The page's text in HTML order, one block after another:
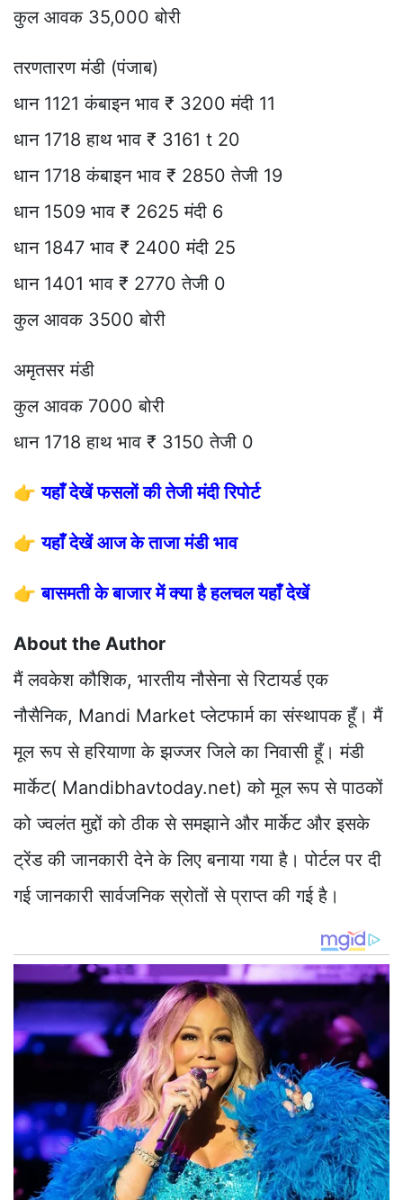
कुल आवक 35,000 बोरी
तरणतारण मंडी (पंजाब)
धान 1121 कंबाइन भाव ₹ 3200 मंदी 11
धान 1718 हाथ भाव ₹ 3161 t 20
धान 1718 कंबाइन भाव ₹ 2850 तेजी 19
धान 1509 भाव ₹ 2625 मंदी 6
धान 1847 भाव ₹ 2400 मंदी 25
धान 1401 भाव ₹ 2770 तेजी 0
कुल आवक 3500 बोरी
अमृतसर मंडी
कुल आवक 7000 बोरी
धान 1718 हाथ भाव ₹ 3150 तेजी 0
👉यहाँ देखें फसलों की तेजी मंदी रिपोर्ट
👉यहाँ देखें आज के ताजा मंडी भाव
👉बासमती के बाजार में क्या है हलचल यहाँ देखें
About the Author
मैं लवकेश कौशिक, भारतीय नौसेना से रिटायर्ड एक
नौसैनिक, Mandi Market प्लेटफार्म का संस्थापक हूँ। मैं
मूल रूप से हरियाणा के झज्जर जिले का निवासी हूँ। मंडी
मार्केट( Mandibhavtoday.net) को मूल रूप से पाठकों
को ज्वलंत मुद्दों को ठीक से समझाने और मार्केट और इसके
ट्रेंड की जानकारी देने के लिए बनाया गया है। पोर्टल पर दी
गई जानकारी सार्वजनिक स्रोतों से प्राप्त की गई है।